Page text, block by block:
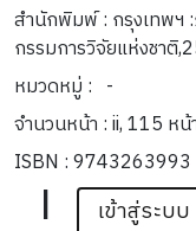
สำนักพิมพ์ : กรุงเทพฯ
กรรมการวิจัยแห่งชาติ
หมวดหมู่ : -
จำนวนหน้า : ii, 115 หน้
ISBN : 9743263993
| เข้าสู่ระบบ